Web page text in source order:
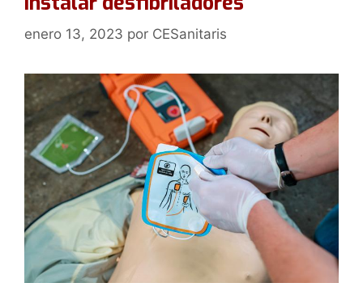
enero 13, 2023 por CESanitaris